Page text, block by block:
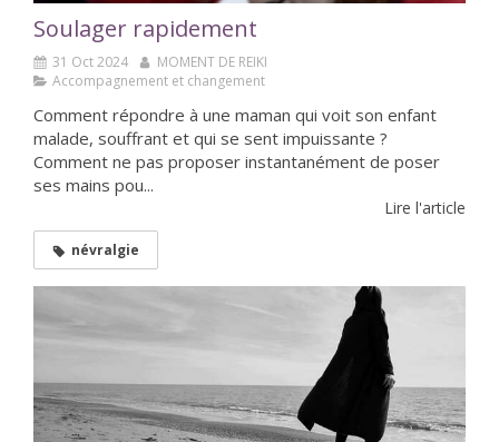
Soulager rapidement
31 Oct 2024
MOMENT DE REIKI
Accompagnement et changement
Comment répondre à une maman qui voit son enfant
malade, souffrant et qui se sent impuissante ?
Comment ne pas proposer instantanément de poser
ses mains pou...
Lire l'article
névralgie